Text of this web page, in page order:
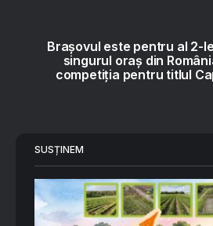
Brașovul este pentru al 2-
singurul oraș din
competiția pentru titlul
SUSȚINEM